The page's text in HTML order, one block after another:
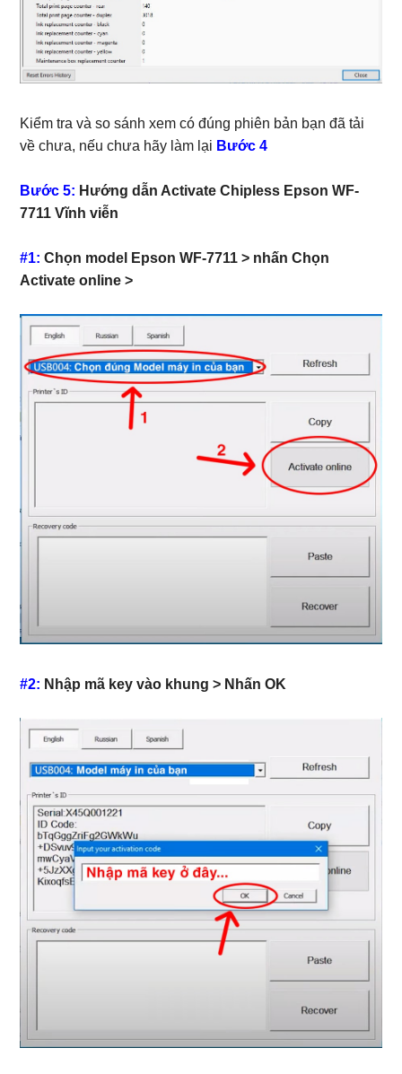
Kiểm tra và so sánh xem có đúng phiên bản bạn đã tải
về chưa, nếu chưa hãy làm lại Bước 4
Bước 5: Hướng dẫn Activate Chipless Epson WF-
7711 Vĩnh viễn
#1: Chọn model Epson WF-7711 > nhấn Chọn
Activate online >
#2: Nhập mã key vào khung > Nhấn OK